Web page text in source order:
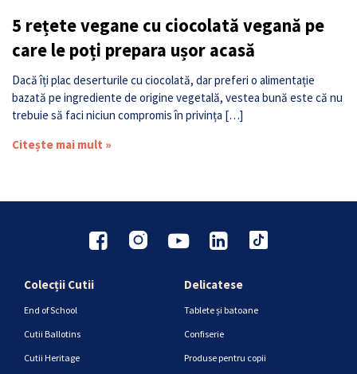
5 rețete vegane cu ciocolată vegană pe
care le poți prepara ușor acasă
Dacă îți plac deserturile cu ciocolată, dar preferi o alimentație
bazată pe ingrediente de origine vegetală, vestea bună este că nu
trebuie să faci niciun compromis în privința […]
Citește mai mult »
Colecții Cutii
End of School
Cutii Ballotins
Cutii Heritage
Delicatese
Tablete și batoane
Confiserie
Produse pentru copii